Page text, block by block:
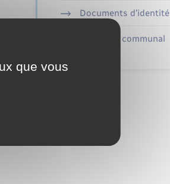
Documents d’identité
Cimetière communal
que vous